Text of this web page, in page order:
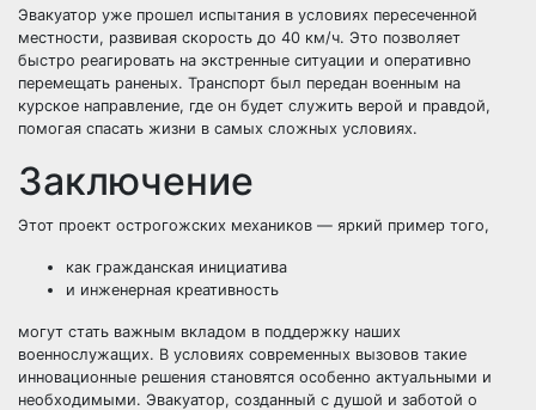
Эвакуатор уже прошел испытания в условиях пересеченной
местности, развивая скорость до 40 км/ч. Это позволяет
быстро реагировать на экстренные ситуации и оперативно
перемещать раненых. Транспорт был передан военным на
курское направление, где он будет служить верой и правдой,
помогая спасать жизни в самых сложных условиях.
Заключение
Этот проект острогожских механиков — яркий пример того,
как гражданская инициатива
и инженерная креативность
могут стать важным вкладом в поддержку наших
военнослужащих. В условиях современных вызовов такие
инновационные решения становятся особенно актуальными и
необходимыми. Эвакуатор, созданный с душой и заботой о